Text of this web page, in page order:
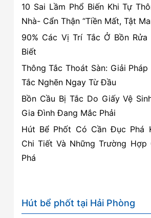
của
bể
tự
hoại
10 Sai Lầm Phổ Biến Khi Tự
Nhà- Cẩn Thận “Tiền Mất, Tật
90% Các Vị Trí Tắc Ở Bồn
Biết
Thông Tắc Thoát Sàn: Giải
Tắc Nghẽn Ngay Từ Đầu
Bồn Cầu Bị Tắc Do Giấy Vệ
Gia Đình Đang Mắc Phải
Hút Bể Phốt Có Cần Đục Phá
Chi Tiết Và Những Trường Hợp
Phá
Hút bể phốt tại Hải Phòng